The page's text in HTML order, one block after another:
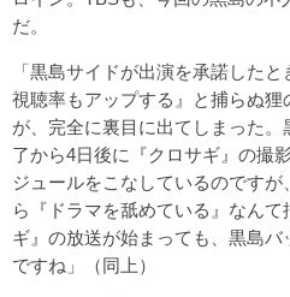
だ。
「黒島サイドが出演を承諾した
視聴率もアップする』と捕らぬ
が、完全に裏目に出てしまった
了から4日後に『クロサギ』の撮
ジュールをこなしているのです
ら『ドラマを舐めている』なん
ギ』の放送が始まっても、黒島
ですね」（同上）